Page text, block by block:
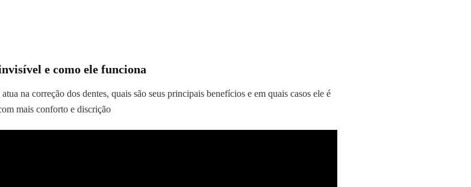
e como ele funciona
atua na correção dos dentes, quais são seus principais benefícios e em quais casos ele é
mais conforto e discrição